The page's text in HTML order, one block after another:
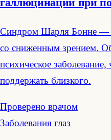
Синдром Шарля Бонне —
со сниженным зрением.
психическое
поддержать близкого.
Проверено врачом
Заболевания глаз